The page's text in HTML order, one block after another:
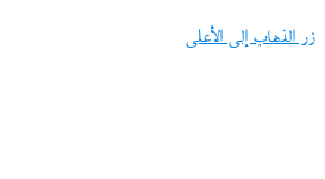
زر الذهاب إلى الأعلى